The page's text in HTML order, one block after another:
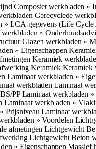
Composiet werkbladen »
Gerecyclede
» LCA-gegevens (Life Cycle
werkbladen »
Glazen werkbladen »
» Eigenschappen
Keramiek
Keramiek Keramiek
Laminaat werkbladen »
werkbladen Laminaat
PPLaminaat werkbladen
Laminaat werkbladen »
Prijsniveau Laminaat
» Voordelen
afmetingen Lichtgewicht
Lichtgewicht Beton
» Eigenschappen Massief